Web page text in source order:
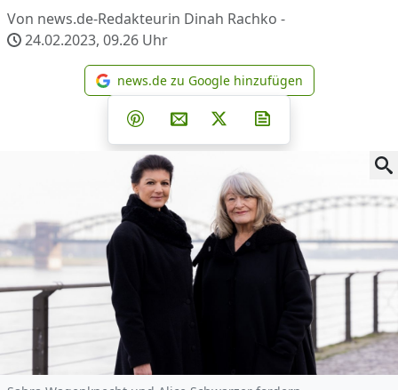
Von news.de-Redakteurin Dinah Rachko -
24.02.2023, 09.26 Uhr
news.de zu Google
news.de zu Google hinzufügen
Teilen auf Facebook
Teilen auf Whatsapp
Teilen auf Telegram
Teilen auf Pinterest
Per E-Mail teilen
Post auf X